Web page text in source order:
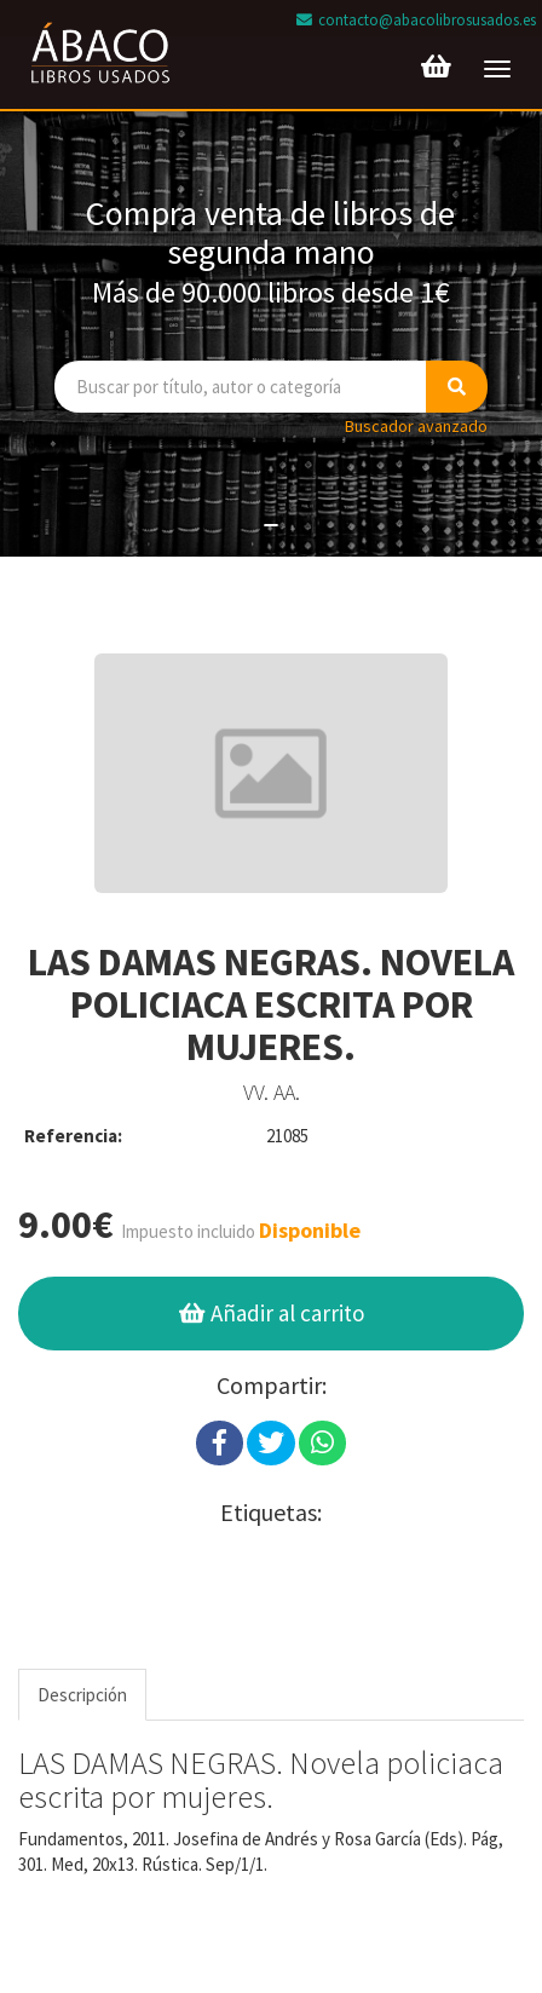
contacto@abacolibrosusados.es
Compra venta de libros de
segunda mano
Más de 90.000 libros desde 1€
Buscador avanzado
LAS DAMAS NEGRAS. NOVELA
POLICIACA ESCRITA POR
MUJERES.
VV. AA.
Referencia: 21085
9.00€ Impuesto incluido Disponible
Añadir al carrito
Compartir:
Etiquetas:
Descripción
LAS DAMAS NEGRAS. Novela policiaca
escrita por mujeres.
Fundamentos, 2011. Josefina de Andrés y Rosa García (Eds). Pág,
301. Med, 20x13. Rústica. Sep/1/1.